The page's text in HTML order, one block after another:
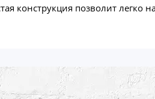
конструкция позволит легко